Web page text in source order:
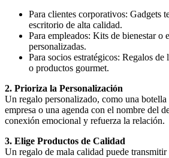
Para clientes corporativos: Gadgets
escritorio de alta calidad.
Para empleados: Kits de bienestar o
personalizadas.
Para socios estratégicos: Regalos
o productos gourmet.
2. Prioriza la Personalización
Un regalo personalizado, como una
empresa o una agenda con el nombre del
conexión emocional y refuerza la relación.
3. Elige Productos de Calidad
Un regalo de mala calidad puede